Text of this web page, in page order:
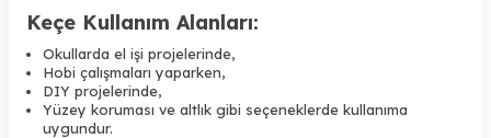
Keçe Kullanım Alanları:
Okullarda el işi projelerinde,
Hobi çalışmaları yaparken,
DIY projelerinde,
Yüzey koruması ve altlık gibi seçeneklerde kullanıma
uygundur.